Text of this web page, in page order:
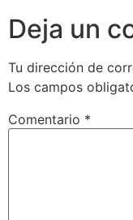
Deja un
Tu dirección de
Los campos
Comentario *